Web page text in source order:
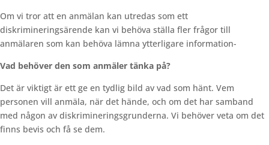
Om vi tror att en anmälan kan utredas som ett
diskrimineringsärende kan vi behöva ställa fler frågor till
anmälaren som kan behöva lämna ytterligare information-
Vad behöver den som anmäler tänka på?
Det är viktigt är ett ge en tydlig bild av vad som hänt. Vem
personen vill anmäla, när det hände, och om det har samband
med någon av diskrimineringsgrunderna. Vi behöver veta om det
finns bevis och få se dem.